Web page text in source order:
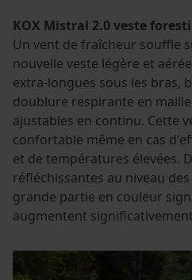
KOX Mistral 2.0 veste
Un vent de fraîcheur souffle
nouvelle veste légère et
extra-longues sous les bras,
doublure respirante en
ajustables en continu. Cette
confortable même en cas
et de températures élevées.
réfléchissantes au niveau
grande partie en couleur
augmentent